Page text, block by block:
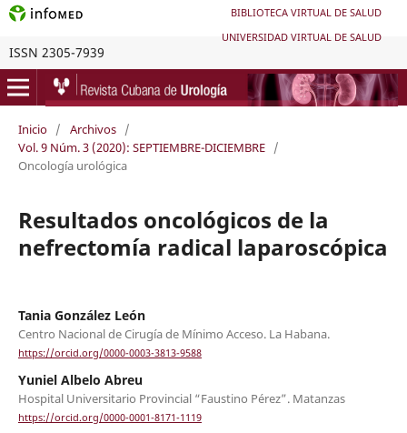
BIBLIOTECA VIRTUAL DE SALUD
UNIVERSIDAD VIRTUAL DE SALUD
ISSN 2305-7939
Inicio / Archivos /
Vol. 9 Núm. 3 (2020): SEPTIEMBRE-DICIEMBRE /
Oncología urológica
Resultados oncológicos de la
nefrectomía radical laparoscópica
Tania González León
Centro Nacional de Cirugía de Mínimo Acceso. La Habana.
https://orcid.org/0000-0003-3813-9588
Yuniel Albelo Abreu
Hospital Universitario Provincial “Faustino Pérez”. Matanzas
https://orcid.org/0000-0001-8171-1119